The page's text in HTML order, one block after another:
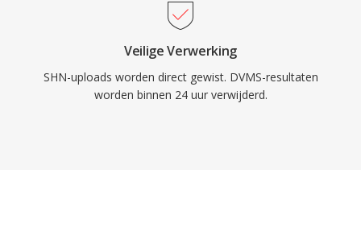
Veilige Verwerking
SHN-uploads worden direct gewist. DVMS-resultaten
worden binnen 24 uur verwijderd.